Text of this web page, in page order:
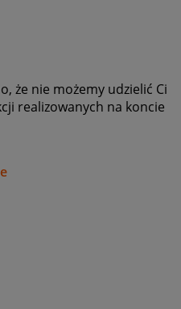
że nie możemy udzielić Ci
realizowanych na koncie